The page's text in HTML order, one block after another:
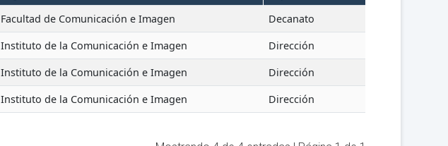
Facultad de Comunicación e Imagen
Decanato
Instituto de la Comunicación e Imagen
Dirección
Instituto de la Comunicación e Imagen
Dirección
Instituto de la Comunicación e Imagen Dirección